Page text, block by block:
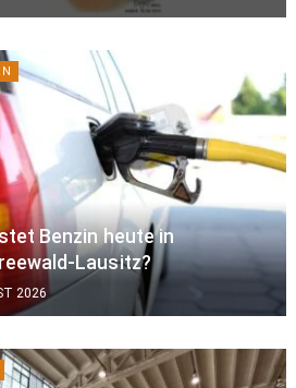
Benzin heute in
Lausitz?
2026